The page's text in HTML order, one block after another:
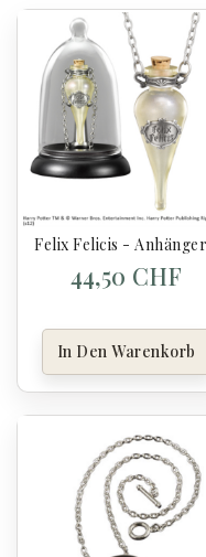
Felix Felicis -
44,50 CHF
In Den Warenkorb